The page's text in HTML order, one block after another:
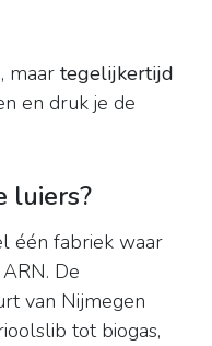
maar tegelijkertijd
en druk je de
luiers?
één fabriek waar
De
van Nijmegen
tot biogas,